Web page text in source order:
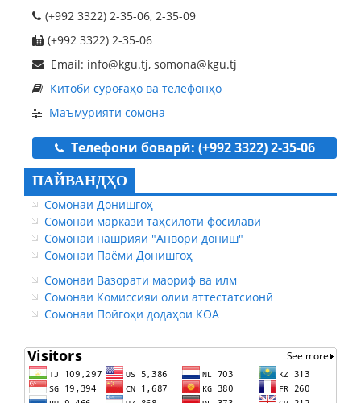
(+992 3322) 2-35-06, 2-35-09
(+992 3322) 2-35-06
Email: info@kgu.tj, somona@kgu.tj
Китоби суроғаҳо ва телефонҳо
Маъмурияти сомона
Телефони боварӣ: (+992 3322) 2-35-06
ПАЙВАНДҲО
Сомонаи Донишгоҳ
Сомонаи маркази таҳсилоти фосилавӣ
Сомонаи нашрияи "Анвори дониш"
Сомонаи Паёми Донишгоҳ
Сомонаи Вазорати маориф ва илм
Сомонаи Комиссияи олии аттестатсионӣ
Сомонаи Пойгоҳи додаҳои КОА